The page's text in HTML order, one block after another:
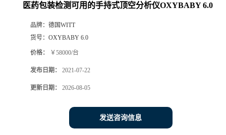
厅
医药包装检测可用的手持式顶空分析仪OXYBABY 6.0
品牌： 德国WITT
货号： OXYBABY 6.0
价格： ￥58000/台
发布日期： 2021-07-22
更新日期： 2026-08-05
发送咨询信息